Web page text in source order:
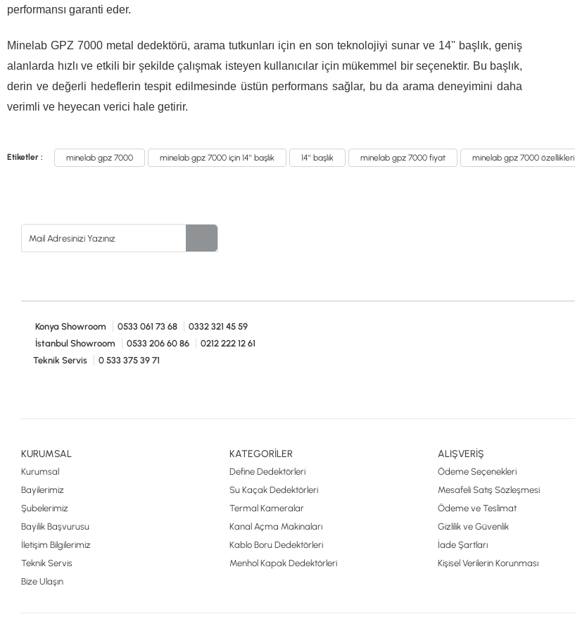
performansı garanti eder.
Minelab GPZ 7000 metal dedektörü, arama tutkunları için en son teknolojiyi sunar ve 14'' başlık, geniş
alanlarda hızlı ve etkili bir şekilde çalışmak isteyen kullanıcılar için mükemmel bir seçenektir. Bu başlık,
derin ve değerli hedeflerin tespit edilmesinde üstün performans sağlar, bu da arama deneyimini daha
verimli ve heyecan verici hale getirir.
Etiketler : minelab gpz 7000 minelab gpz 7000 için 14'' başlık 14'' başlık minelab gpz 7000 fiyat minelab gpz 7000 özellikleri
Konya Showroom 0533 061 73 68
0332 321 45 59
İstanbul Showroom
0533 206 60 86
0212 222 12 61
Teknik Servis
0 533 375 39 71
KURUMSAL
Kurumsal
Bayilerimiz
Şubelerimiz
Bayilik Başvurusu
İletişim Bilgilerimiz
Teknik Servis
Bize Ulaşın
KATEGORİLER
Define Dedektörleri
Su Kaçak Dedektörleri
Termal Kameralar
Kanal Açma Makinaları
Kablo Boru Dedektörleri
Menhol Kapak Dedektörleri
ALIŞVERİŞ
Ödeme Seçenekleri
Mesafeli Satış Sözleşmesi
Ödeme ve Teslimat
Gizlilik ve Güvenlik
İade Şartları
Kişisel Verilerin Korunması